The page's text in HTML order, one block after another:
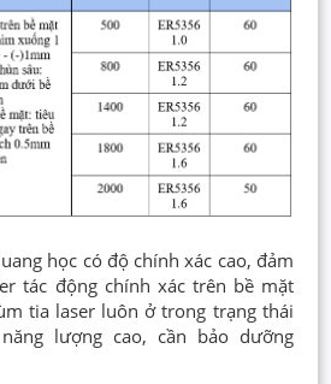
học có độ chính xác cao, đảm
tác động chính xác trên bề mặt
tia laser luôn ở trong trạng thái
lượng cao, cần bảo dưỡng